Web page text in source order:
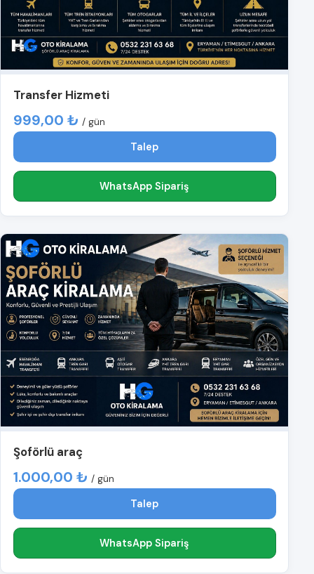
Transfer Hizmeti
999,00 ₺ / gün
Talep
WhatsApp Sipariş
Şoförlü araç
1.000,00 ₺ / gün
Talep
WhatsApp Sipariş